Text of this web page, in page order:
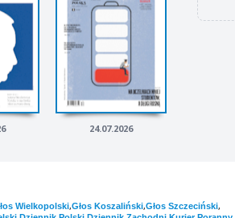
24.07.2026
Wielkopolski,Głos Koszaliński,Głos Szczeciński,